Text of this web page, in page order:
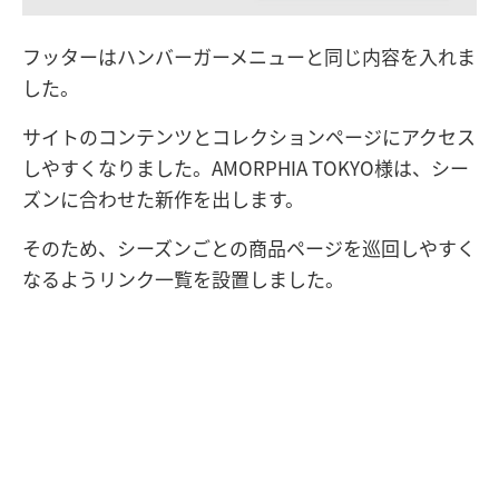
フッターはハンバーガーメニューと同じ内容を入れま
した。
サイトのコンテンツとコレクションページにアクセス
しやすくなりました。AMORPHIA TOKYO様は、シー
ズンに合わせた新作を出します。
そのため、シーズンごとの商品ページを巡回しやすく
なるようリンク一覧を設置しました。